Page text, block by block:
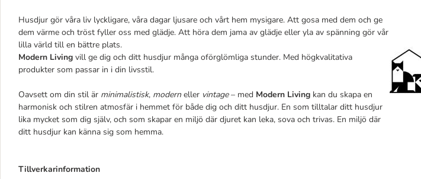
Husdjur gör våra liv lyckligare, våra dagar ljusare och vårt hem mysigare. Att gosa med dem och ge
dem värme och tröst fyller oss med glädje. Att höra dem jama av glädje eller yla av spänning gör vår
lilla värld till en bättre plats.
Modern Living vill ge dig och ditt husdjur många oförglömliga stunder. Med högkvalitativa
produkter som passar in i din livsstil.
Oavsett om din stil är minimalistisk, modern eller vintage– med Modern Living kan du skapa en
harmonisk och stilren atmosfär i hemmet för både dig och ditt husdjur. En som tilltalar ditt husdjur
lika mycket som dig själv, och som skapar en miljö där djuret kan leka, sova och trivas. En miljö där
ditt husdjur kan känna sig som hemma.
Tillverkarinformation